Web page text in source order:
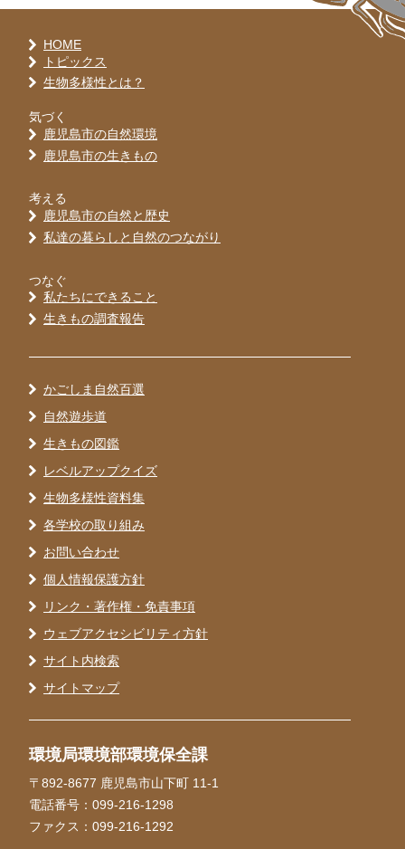
HOME
トピックス
生物多様性とは？
気づく
鹿児島市の自然環境
鹿児島市の生きもの
考える
鹿児島市の自然と歴史
私達の暮らしと自然のつながり
つなぐ
私たちにできること
生きもの調査報告
かごしま自然百選
自然遊歩道
生きもの図鑑
レベルアップクイズ
生物多様性資料集
各学校の取り組み
お問い合わせ
個人情報保護方針
リンク・著作権・免責事項
ウェブアクセシビリティ方針
サイト内検索
サイトマップ
環境局環境部環境保全課
〒892-8677 鹿児島市山下町 11-1
電話番号：099-216-1298
ファクス：099-216-1292